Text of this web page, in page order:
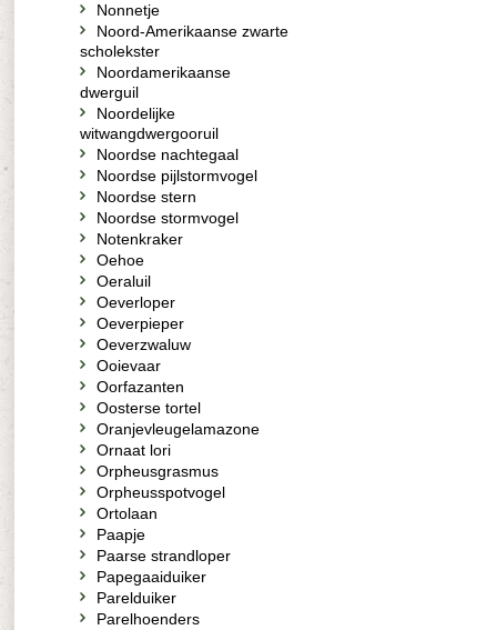
Nonnetje
Noord-Amerikaanse zwarte
scholekster
Noordamerikaanse
dwerguil
Noordelijke
witwangdwergooruil
Noordse nachtegaal
Noordse pijlstormvogel
Noordse stern
Noordse stormvogel
Notenkraker
Oehoe
Oeraluil
Oeverloper
Oeverpieper
Oeverzwaluw
Ooievaar
Oorfazanten
Oosterse tortel
Oranjevleugelamazone
Ornaat lori
Orpheusgrasmus
Orpheusspotvogel
Ortolaan
Paapje
Paarse strandloper
Papegaaiduiker
Parelduiker
Parelhoenders